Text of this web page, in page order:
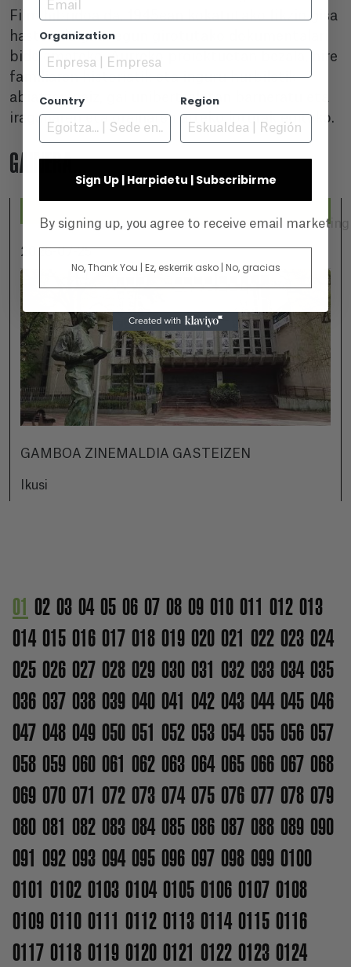
Film hibridoa da, 1945ean kokatutako fikzio gisa
hasten da gaur egun girotutako dokumentalari
bide emateko. Aurreko proiektuetan bezala, nire
familiaren historiatik eta inguru hurbiletik
abiatzen naiz, gai unibertsaletan barneratu eta
iraganaren eta orainaren arteko loturak egiteko.
GAINERA...
2026-07-25
GAMBOA ZINEMALDIA GASTEIZEN
Ikusi
01 02 03 04 05 06 07 08 09 010 011 012 013
014 015 016 017 018 019 020 021 022 023 024
025 026 027 028 029 030 031 032 033 034 035
036 037 038 039 040 041 042 043 044 045 046
047 048 049 050 051 052 053 054 055 056 057
058 059 060 061 062 063 064 065 066 067 068
069 070 071 072 073 074 075 076 077 078 079
080 081 082 083 084 085 086 087 088 089 090
091 092 093 094 095 096 097 098 099 0100
0101 0102 0103 0104 0105 0106 0107 0108
0109 0110 0111 0112 0113 0114 0115 0116
0117 0118 0119 0120 0121 0122 0123 0124
Organization
Country Region
Sign Up | Harpidetu | Subscribirme
By signing up, you agree to receive email
No, Thank You | Ez, eskerrik asko | No, gracias